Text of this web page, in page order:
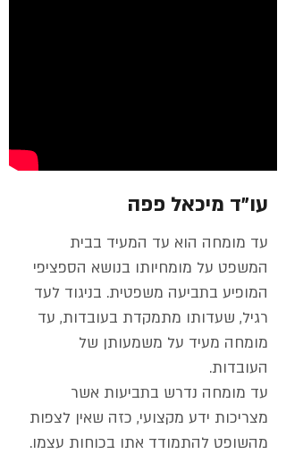
עו״ד מיכאל פפה
עד מומחה הוא עד המעיד בבית
המשפט על מומחיותו בנושא הספציפי
המופיע בתביעה משפטית. בניגוד לעד
רגיל, שעדותו מתמקדת בעובדות, עד
מומחה מעיד על משמעותן של
העובדות.
עד מומחה נדרש בתביעות אשר
מצריכות ידע מקצועי, כזה שאין לצפות
מהשופט להתמודד אתו בכוחות עצמו.